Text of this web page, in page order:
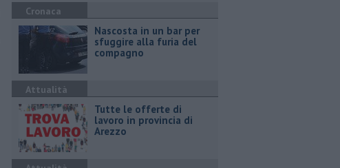
Cronaca
Nascosta in un bar per
sfuggire alla furia del
compagno
Attualità
​Tutte le offerte di
lavoro in provincia di
Arezzo